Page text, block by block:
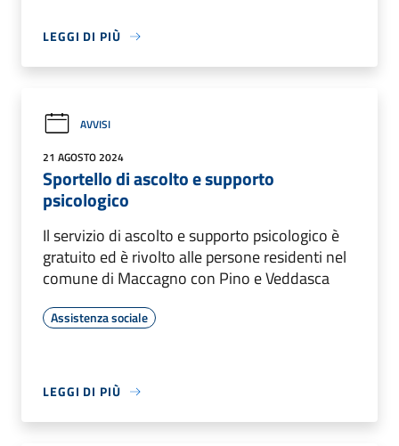
LEGGI DI PIÙ
AVVISI
21 AGOSTO 2024
Sportello di ascolto e supporto
psicologico
Il servizio di ascolto e supporto psicologico è
gratuito ed è rivolto alle persone residenti nel
comune di Maccagno con Pino e Veddasca
Assistenza sociale
LEGGI DI PIÙ